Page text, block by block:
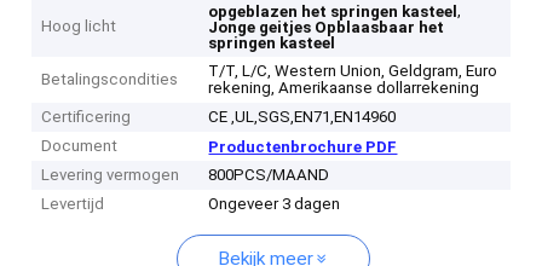
Hoog licht
opgeblazen het springen kasteel,
Jonge geitjes Opblaasbaar het
springen kasteel
Betalingscondities
T/T, L/C, Western Union, Geldgram, Euro
rekening, Amerikaanse dollarrekening
Certificering
CE ,UL,SGS,EN71,EN14960
Document
Productenbrochure PDF
Levering vermogen
800PCS/MAAND
Levertijd
Ongeveer 3 dagen
Bekijk meer